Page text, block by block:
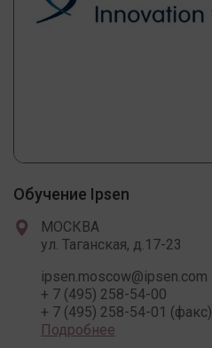
Обучение Ipsen
МОСКВА
ул. Таганская, д.17-23
ipsen.moscow@ipsen.com
+ 7 (495) 258-54-00
+ 7 (495) 258-54-01 (факс)
Подробнее